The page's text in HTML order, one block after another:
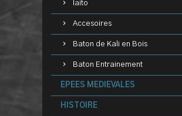
Iaito
Accesoires
Baton de Kali en Bois
Baton Entrainement
EPEES MEDIEVALES
HISTOIRE